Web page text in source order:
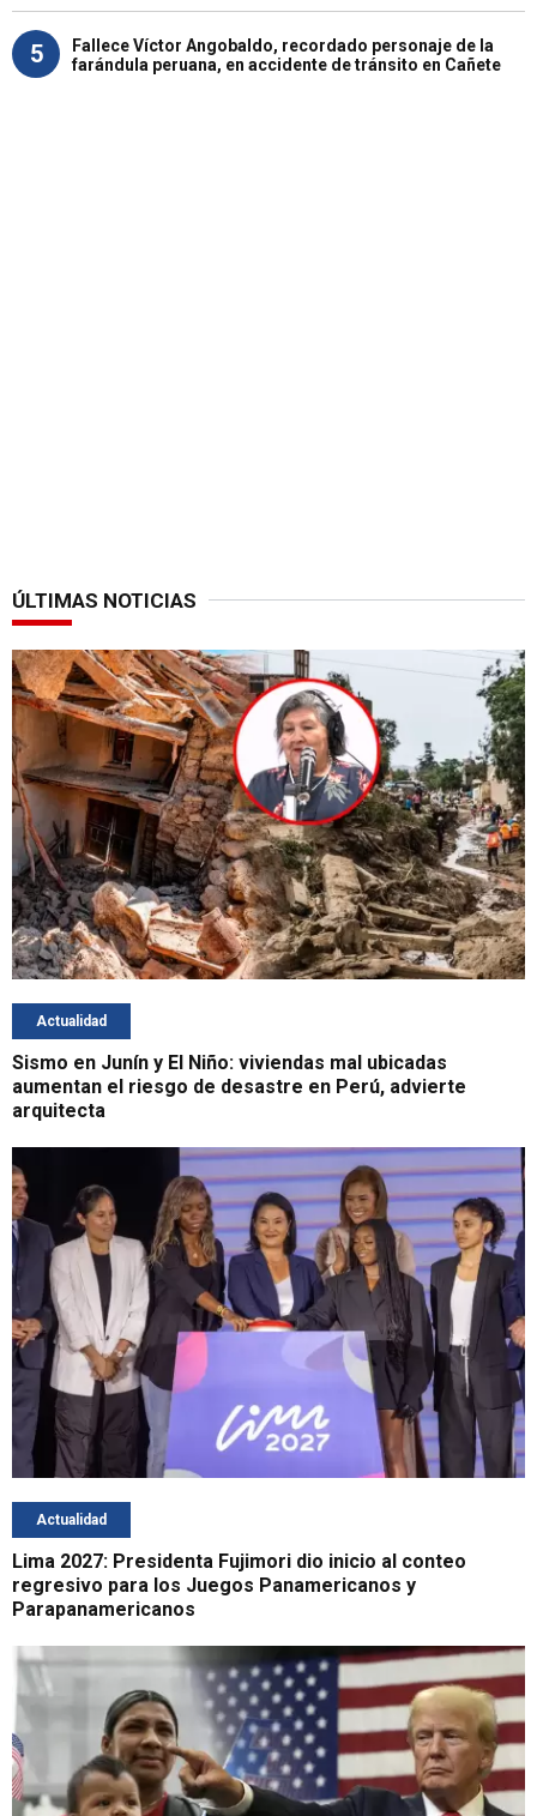
5
Fallece Víctor Angobaldo, recordado personaje de la
farándula peruana, en accidente de tránsito en Cañete
ÚLTIMAS NOTICIAS
Actualidad
Sismo en Junín y El Niño: viviendas mal ubicadas
aumentan el riesgo de desastre en Perú, advierte
arquitecta
Actualidad
Lima 2027: Presidenta Fujimori dio inicio al conteo
regresivo para los Juegos Panamericanos y
Parapanamericanos